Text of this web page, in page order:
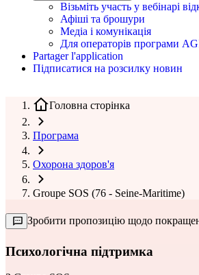
Візьміть участь у вебінарі
Афіші та брошури
Медіа і комунікація
Для операторів програми
Partager l'application
Підписатися на розсилку новин
Головна сторінка
Програма
Охорона здоров'я
Groupe SOS (76 - Seine-Maritime)
Зробити пропозицію щодо
Психологічна підтримка